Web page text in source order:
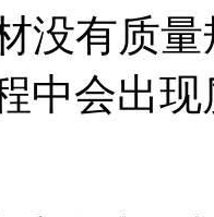
有质量
中会出